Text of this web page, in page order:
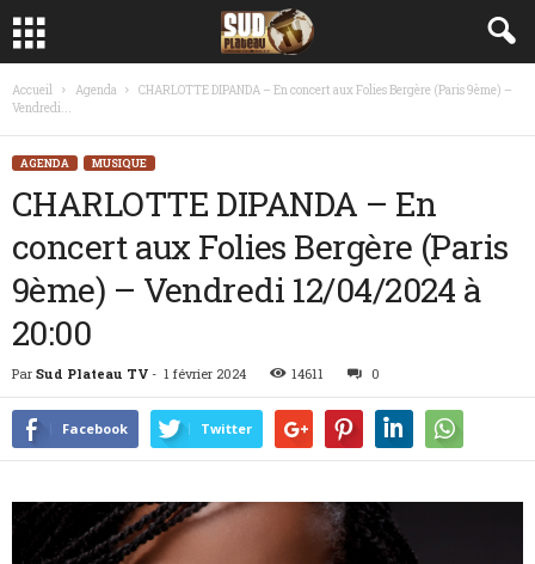
Accueil Agenda
CHARLOTTE DIPANDA – En concert aux Folies Bergère (Paris 9ème) –
Vendredi...
AGENDA MUSIQUE
CHARLOTTE DIPANDA – En
concert aux Folies Bergère (Paris
9ème) – Vendredi 12/04/2024 à
20:00
Par Sud Plateau TV - 1 février 2024 14611 0
Facebook Twitter